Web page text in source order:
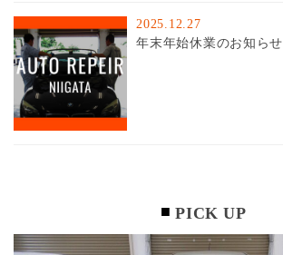
2025.12.27
年末年始休業のお知らせ
PICK UP